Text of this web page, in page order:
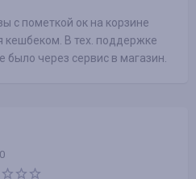
с пометкой ок на корзине
В тех. поддержке
было через сервис в магазин.